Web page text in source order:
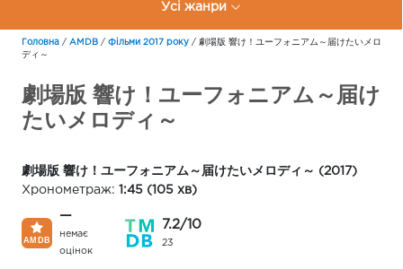
Усі жанри
Головна / AMDB / Фільми 2017 року / 劇場版 響け！ユーフォニアム～届けたいメロ
ディ～
劇場版 響け！ユーフォニアム～届け
たいメロディ～
劇場版 響け！ユーフォニアム～届けたいメロディ～ (2017)
Хронометраж: 1:45 (105 хв)
—
немає
оцінок
7.2/10
23